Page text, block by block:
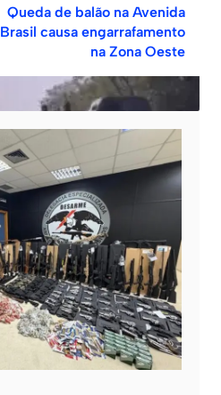
Queda de balão na Avenida
Brasil causa engarrafamento
na Zona Oeste